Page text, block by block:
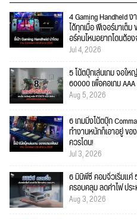
4 Gaming Handheld
ได้ทุกเมื่อ ฟีเจอร์มาเต็ม
อร์คนไหนอยากโดนต้อ
Jul 4, 2026
5 โน้ตบุ๊กเล่นเกม จอใ
60000 เพื่อคอเกม AAA
Aug 5, 2026
6 เกมมิ่งโน้ตบุ๊ก
ทำงานหนักก็เอาอยู่ ขอ
ควรโดน!
Jul 3, 2026
6 มินิพีซี คอมจิ๋วเริ่มแค่
ครอบคลุม ลดค่าไฟ ปร
Aug 3, 2026